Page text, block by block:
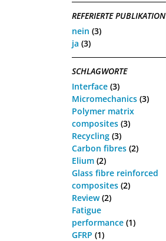
REFERIERTE PUBLIKATION
nein (3)
ja (3)
SCHLAGWORTE
Interface (3)
Micromechanics (3)
Polymer matrix
composites (3)
Recycling (3)
Carbon fibres (2)
Elium (2)
Glass fibre reinforced
composites (2)
Review(2)
Fatigue
performance (1)
GFRP (1)